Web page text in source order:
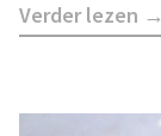
Verder lezen →